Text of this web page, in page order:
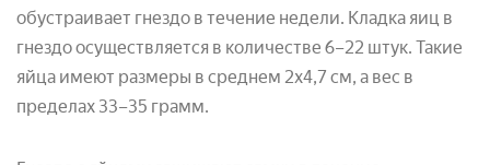
обустраивает гнездо в течение недели. Кладка яиц в
гнездо осуществляется в количестве 6–22 штук. Такие
яйца имеют размеры в среднем 2х4,7 см, а вес в
пределах 33–35 грамм.